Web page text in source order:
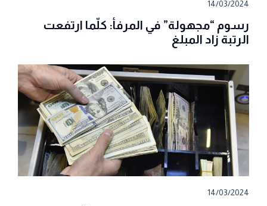
14/03/2024
رسوم “مجهولة” في المرفأ: كلّما ارتفعت
الرتبة زاد المبلغ
14/03/2024